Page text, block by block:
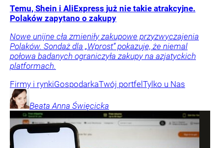
Temu, Shein i AliExpress już nie takie atrakcyjne.
Polaków zapytano o zakupy
Nowe unijne cła zmieniły zakupowe przyzwyczajenia
Polaków. Sondaż dla „Wprost” pokazuje, że niemal
połowa badanych ograniczyła zakupy na azjatyckich
platformach.
Firmy i rynkiGospodarkaTwój portfel Tylko u Nas
Beata Anna Święcicka